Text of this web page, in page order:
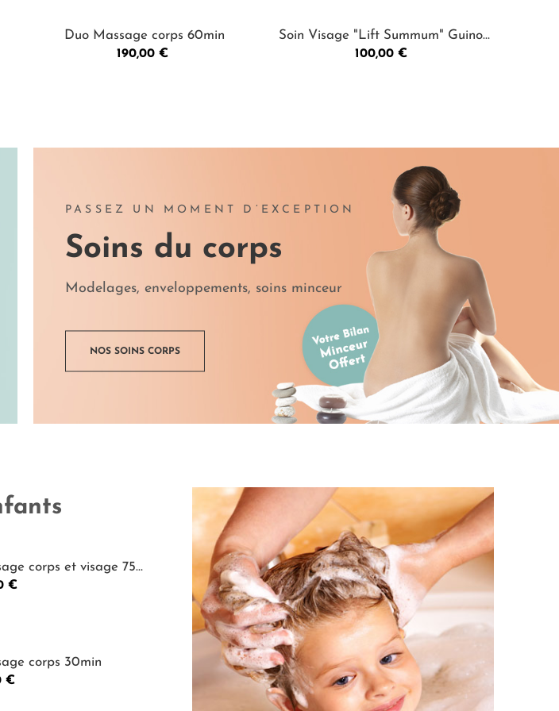
Duo Massage corps 60min
Prix
190,00 €
Soin Visage "Lift Summum" Guinot
60 min
Prix
100,00 €
PASSEZ UN MOMENT D’EXCEPTION
Soins du corps
Modelages, enveloppements, soins minceur
NOS SOINS CORPS
corps et visage 75
€
corps 30min
€